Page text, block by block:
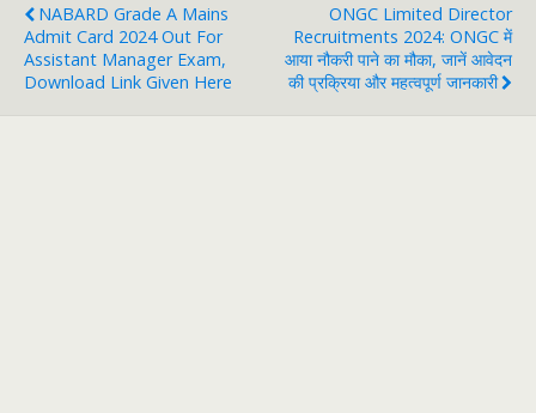
NABARD Grade A Mains
Admit Card 2024 Out For
Assistant Manager Exam,
Download Link Given Here
ONGC Limited Director
Recruitments 2024: ONGC में
आया नौकरी पाने का मौका, जानें आवेदन
की प्रक्रिया और महत्वपूर्ण जानकारी